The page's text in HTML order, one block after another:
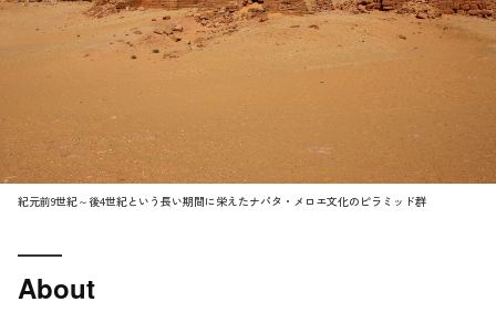
紀元前9世紀～後4世紀という長い期間に栄えたナパタ・メロエ文化のピラミッド群
About